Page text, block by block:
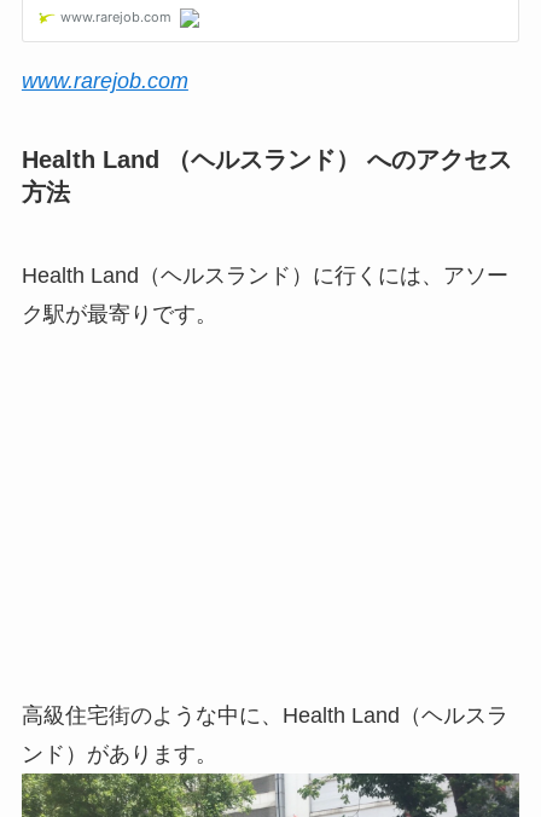
www.rarejob.com
Health Land （ヘルスランド） へのアクセス
方法
Health Land（ヘルスランド）に行くには、アソー
ク駅が最寄りです。
高級住宅街のような中に、Health Land（ヘルスラ
ンド）があります。